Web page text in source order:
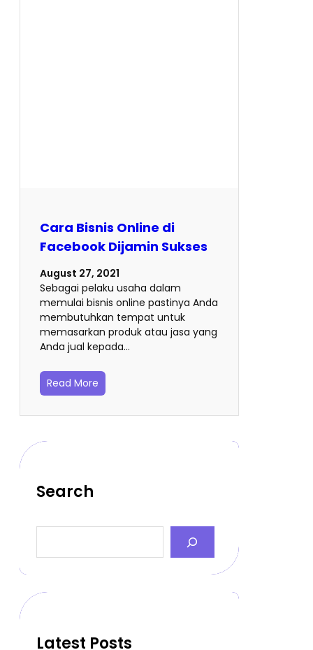
Cara Bisnis Online di
Facebook Dijamin Sukses
August 27, 2021
Sebagai pelaku usaha dalam
memulai bisnis online pastinya Anda
membutuhkan tempat untuk
memasarkan produk atau jasa yang
Anda jual kepada…
Read More
Search
a
c
Latest Posts